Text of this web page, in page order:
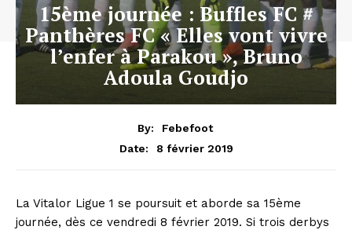
15ème journée : Buffles FC #
Panthères FC « Elles vont vivre
l’enfer à Parakou », Bruno
Adoula Goudjo
By:
Febefoot
Date:
8 février 2019
La Vitalor Ligue 1 se poursuit et aborde sa 15ème
journée, dès ce vendredi 8 février 2019. Si trois derbys